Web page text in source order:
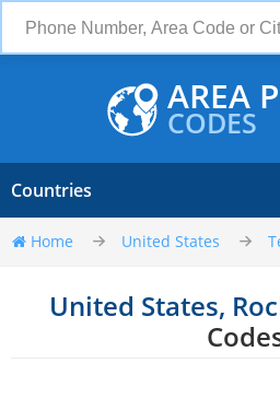
AREA
CODES
Countries
Home United States
United States,